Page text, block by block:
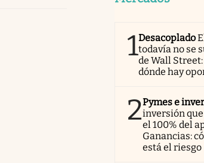
1Desacoplado
todavía no se
de Wall
dónde hay
2Pymes e
inversión
el 100% del
Ganancias:
está el riesgo